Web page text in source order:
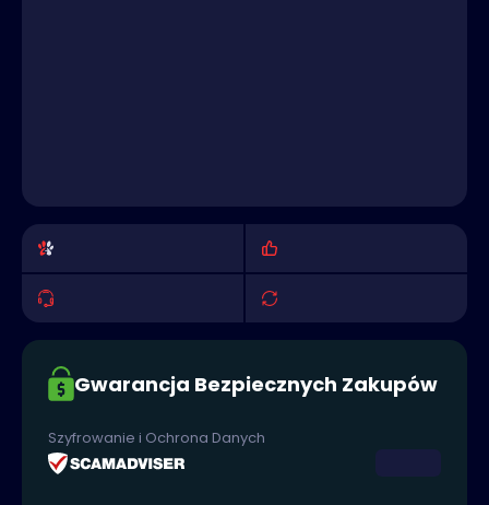
Gwarancja Bezpiecznych Zakupów
Szyfrowanie i Ochrona Danych